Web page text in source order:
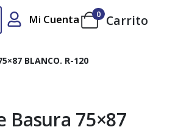
Mi Cuenta 0 Carrito
BLANCO. R-120
Basura 75×87